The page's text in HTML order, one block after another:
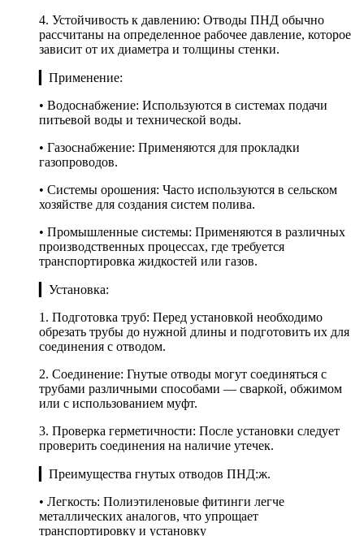
4. Устойчивость к давлению: Отводы ПНД обычно
рассчитаны на определенное рабочее давление, которое
зависит от их диаметра и толщины стенки.
▎Применение:
• Водоснабжение: Используются в системах подачи
питьевой воды и технической воды.
• Газоснабжение: Применяются для прокладки
газопроводов.
• Системы орошения: Часто используются в сельском
хозяйстве для создания систем полива.
• Промышленные системы: Применяются в различных
производственных процессах, где требуется
транспортировка жидкостей или газов.
▎Установка:
1. Подготовка труб: Перед установкой необходимо
обрезать трубы до нужной длины и подготовить их для
соединения с отводом.
2. Соединение: Гнутые отводы могут соединяться с
трубами различными способами — сваркой, обжимом
или с использованием муфт.
3. Проверка герметичности: После установки следует
проверить соединения на наличие утечек.
▎Преимущества гнутых отводов ПНД:ж.
• Легкость: Полиэтиленовые фитинги легче
металлических аналогов, что упрощает
транспортировку и установку